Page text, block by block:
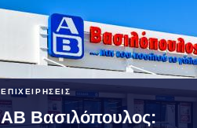
ΕΠΙΧΕΙΡΗΣΕΙΣ
ΑΒ Βασιλόπουλος: